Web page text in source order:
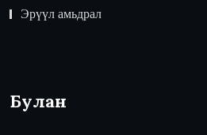
Эрүүл амьдрал
Булан